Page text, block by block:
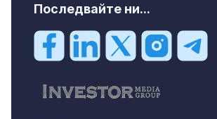
Последвайте ни...